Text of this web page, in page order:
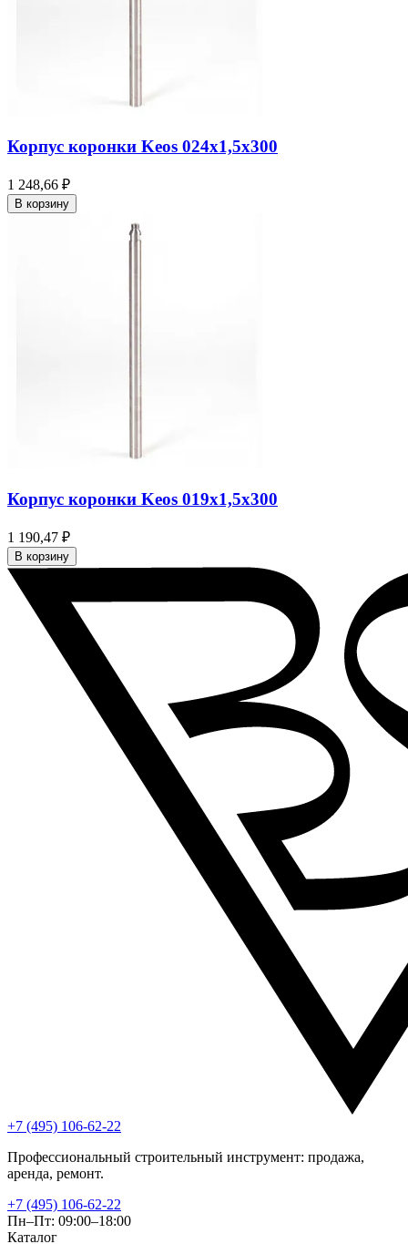
Корпус коронки Keos 024x1,5x300
1 248,66 ₽
В корзину
Корпус коронки Keos 019x1,5x300
1 190,47 ₽
В корзину
+7 (495) 106-62-22
Профессиональный строительный инструмент: продажа,
аренда, ремонт.
+7 (495) 106-62-22
Пн–Пт: 09:00–18:00
Каталог